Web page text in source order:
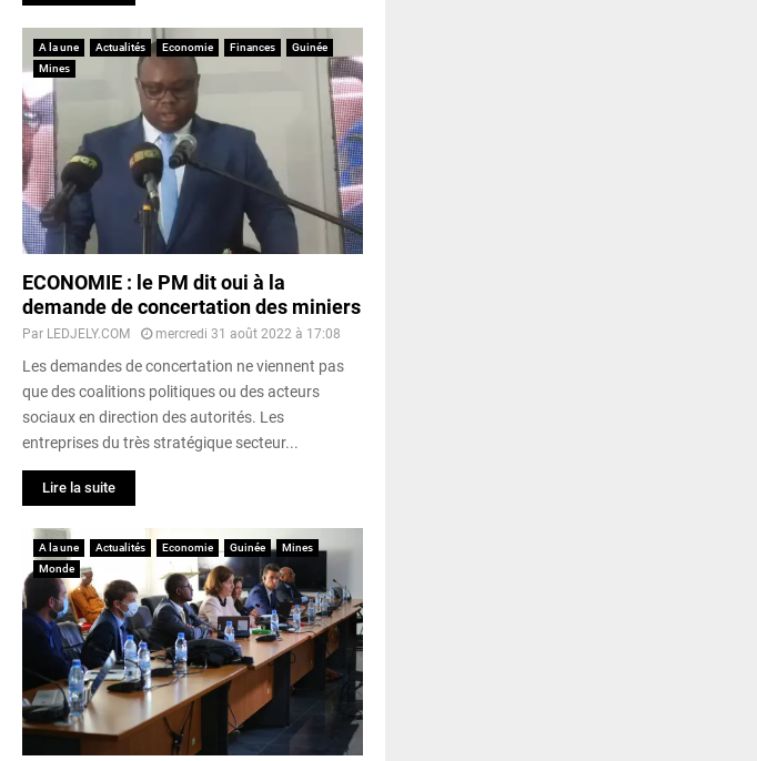
A la une Actualités Economie Finances
Guinée
Mines
ECONOMIE : le PM dit oui à la
demande de concertation des miniers
Par LEDJELY.COM mercredi 31 août 2022 à 17:08
Les demandes de concertation ne viennent pas
que des coalitions politiques ou des acteurs
sociaux en direction des autorités. Les
entreprises du très stratégique secteur...
Lire la suite
A la une Actualités Economie Guinée
Mines
Monde